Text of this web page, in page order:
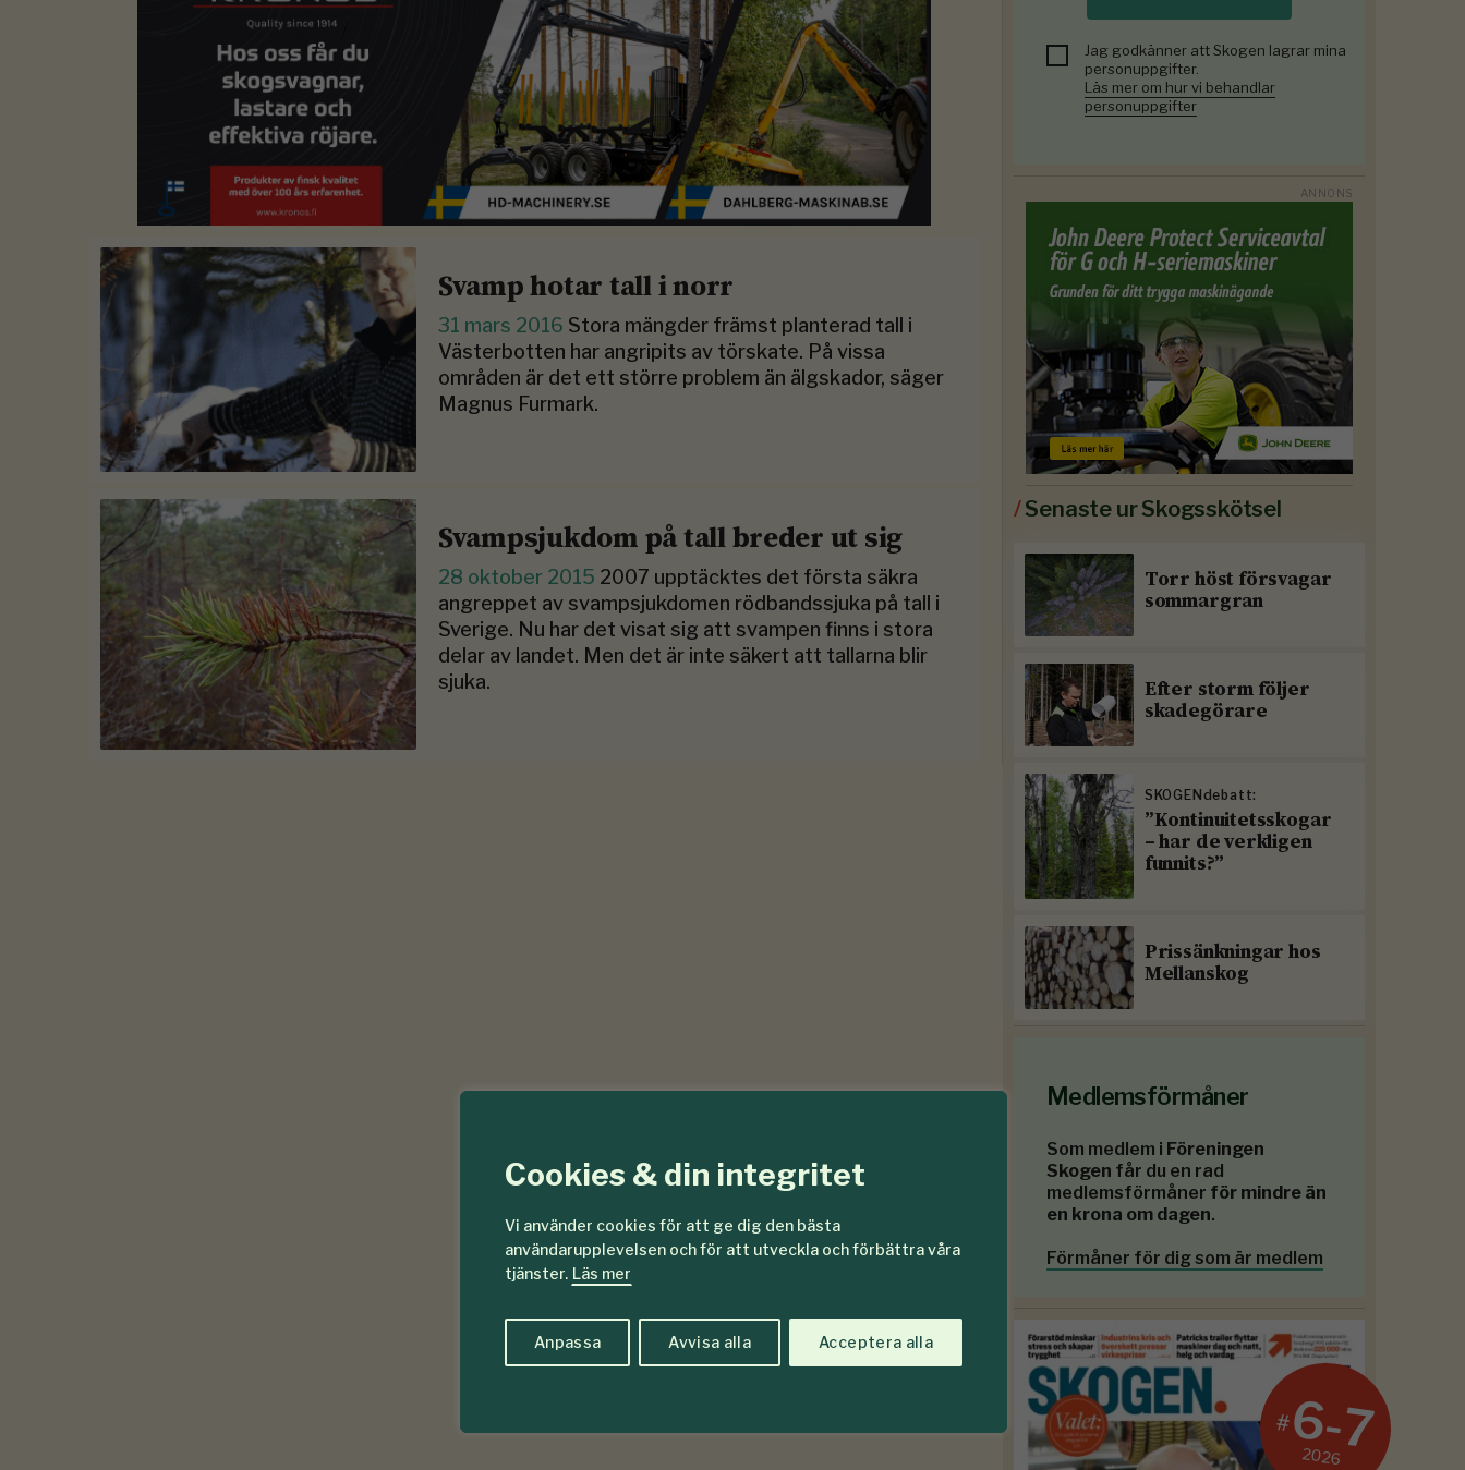
Cookies & din integritet
Vi använder cookies för att ge dig den bästa
användarupplevelsen och för att utveckla och förbättra våra
tjänster. Läs mer
Anpassa Avvisa alla Acceptera alla
Svamp hotar tall i norr
31 mars 2016 Stora mängder främst planterad tall i
Västerbotten har angripits av törskate. På vissa
områden är det ett större problem än älgskador, säger
Magnus Furmark.
Svampsjukdom på tall breder ut sig
28 oktober 2015 2007 upptäcktes det första säkra
angreppet av svampsjukdomen rödbandssjuka på tall i
Sverige. Nu har det visat sig att svampen finns i stora
delar av landet. Men det är inte säkert att tallarna blir
sjuka.
Jag godkänner att Skogen lagrar mina
personuppgifter.
Läs mer om hur vi behandlar
personuppgifter
/Senaste ur Skogsskötsel
Torr höst försvagar
sommargran
Efter storm följer
skadegörare
SKOGENdebatt:
”Kontinuitetsskogar
– har de verkligen
funnits?”
Prissänkningar hos
Mellanskog
Medlemsförmåner
Som medlem i Föreningen
Skogen får du en rad
medlemsförmåner för mindre än
en krona om dagen.
Förmåner för dig som är medlem
#6-7
2026